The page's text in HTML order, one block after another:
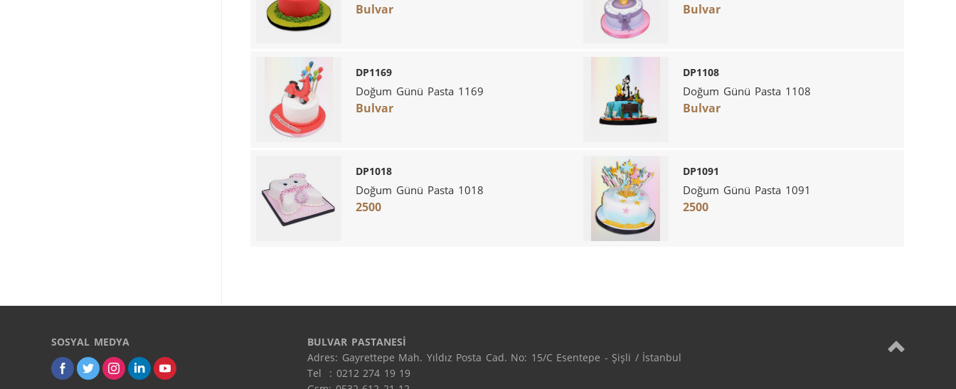
Bulvar Bulvar
DP1169
Doğum Günü Pasta 1169
Bulvar
DP1108
Doğum Günü Pasta 1108
Bulvar
DP1018
Doğum Günü Pasta 1018
2500
DP1091
Doğum Günü Pasta 1091
2500
SOSYAL MEDYA
BULVAR PASTANESİ
Adres: Gayrettepe Mah. Yıldız Posta Cad. No: 15/C Esentepe - Şişli / İstanbul
Tel  : 0212 274 19 19